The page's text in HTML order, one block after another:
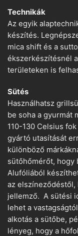
Technikák
Az egyik
készítés.
mica shift és a
ékszerkészítésnél
területeken is
Sütés
Használhatsz
be soha a gyurmát
110-130 Celsius
gyártó utasítását
különböző
sütőhőmérőt, hogy
Alufóliából
az elszíneződéstől,
jellemző. A sütési
lehet a
alkotás a sütőbe,
lényeg, hogy a